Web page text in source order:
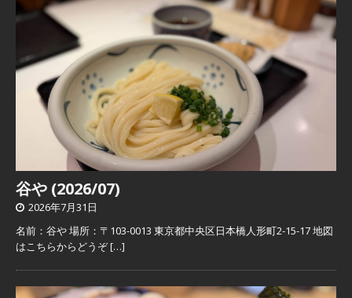
谷や (2026/07)
2026年7月31日
名前：谷や 場所：〒103-0013 東京都中央区日本橋人形町2-15-17 地図
はこちらからどうぞ[…]